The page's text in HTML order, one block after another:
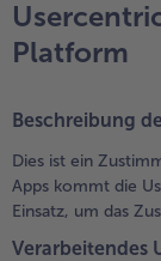
Platform
Beschreibung
Dies ist ein
Apps kommt die
Einsatz, um das
Verarbeitendes